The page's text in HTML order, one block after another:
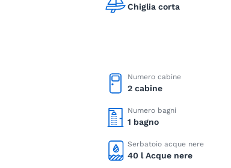
Chiglia corta
Numero cabine
2 cabine
Numero bagni
1 bagno
Serbatoio acque nere
40 l Acque nere